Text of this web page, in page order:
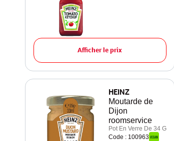
Afficher le prix
HEINZ
Moutarde de
Dijon
roomservice
Pot En Verre De 34 G
Code : 100963